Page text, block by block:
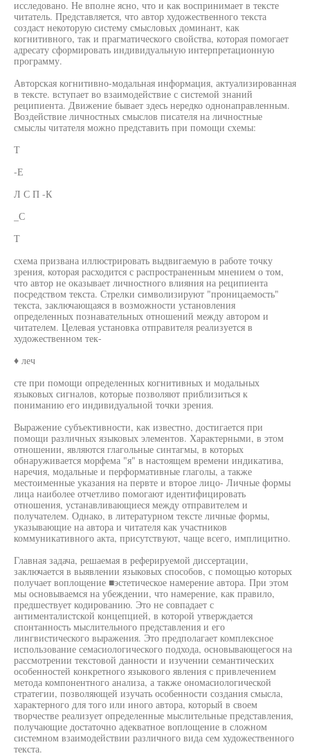
исследовано. Не вполне ясно, что и как воспринимает в тексте
читатель. Представляется, что автор художественного текста
создаст некоторую систему смысловых доминант, как
когнитивного, так и прагматического свойства, которая помогает
адресату сформировать индивидуальную интерпретационную
программу.
Авторская когнитивно-модальная информация, актуализированная
в тексте. вступает во взаимодействие с системой знаний
реципиента. Движение бывает здесь нередко однонаправленным.
Воздействие личностных смыслов писателя на личностные
смыслы читателя можно представить при помощи схемы:
Т
-Е
Л С П -К
_С
Т
схема призвана иллюстрировать выдвигаемую в работе точку
зрения, которая расходится с распространенным мнением о том,
что автор не оказывает личностного влияния на реципиента
посредством текста. Стрелки символизируют "проницаемость"
текста, заключающаяся в возможности установления
определенных познавательных отношений между автором и
читателем. Целевая установка отправителя реализуется в
художественном тек-
♦ леч
сте при помощи определенных когнитивных и модальных
языковых сигналов, которые позволяют приблизиться к
пониманию его индивидуальной точки зрения.
Выражение субъективности, как известно, достигается при
помощи различных языковых элементов. Характерными, в этом
отношении, являются глагольные синтагмы, в которых
обнаруживается морфема "я" в настоящем времени индикатива,
наречия, модальные и перформативные глаголы, а также
местоименные указания на первте и второе лицо- Личные формы
лица наиболее отчетливо помогают идентифицировать
отношения, устанавливающиеся между отправителем и
получателем. Однако, в литературном тексте личные формы,
указывающие на автора и читателя как участников
коммуникативного акта, присутствуют, чаще всего, имплицитно.
Главная задача, решаемая в реферируемой диссертации,
заключается в выявлении языковых способов, с помощью которых
получает воплощение ■эстетическое намерение автора. При этом
мы основываемся на убеждении, что намерение, как правило,
предшествует кодированию. Это не совпадает с
антименталистской концепцией, в которой утверждается
спонтанность мыслительного представления и его
лингвистического выражения. Это предполагает комплексное
использование семасиологического подхода, основывающегося на
рассмотрении текстовой данности и изучении семантических
особенностей конкретного языкового явления с привлечением
метода компонентного анализа, а также ономасиологической
стратегии, позволяющей изучать особенности создания смысла,
характерного для того или иного автора, который в своем
творчестве реализует определенные мыслительные представления,
получающие достаточно адекватное воплощение в сложном
системном взаимодействии различного вида сем художественного
текста.